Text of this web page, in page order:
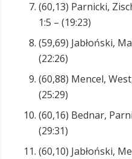
(60,13) Parnicki,
1:5 – (19:23)
(59,69) Jabłoński,
(22:26)
(60,88) Mencel,
(25:29)
(60,16) Bednar,
(29:31)
(60,10) Jabłoński,